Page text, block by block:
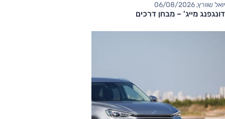
יואל שוורץ, 06/08/2026
דונגפנג מייג' – מבחן דרכים